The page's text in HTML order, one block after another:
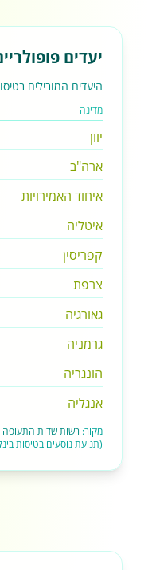
יעדים פופולריים
היעדים המובילים
מדינה
יוון
ארה"ב
איחוד האמירויות
איטליה
קפריסין
צרפת
גאורגיה
גרמניה
הונגריה
אנגליה
מקור: רשות שדות התעופה – דו"ח שנתי
(תנועת נוסעים בטיסות